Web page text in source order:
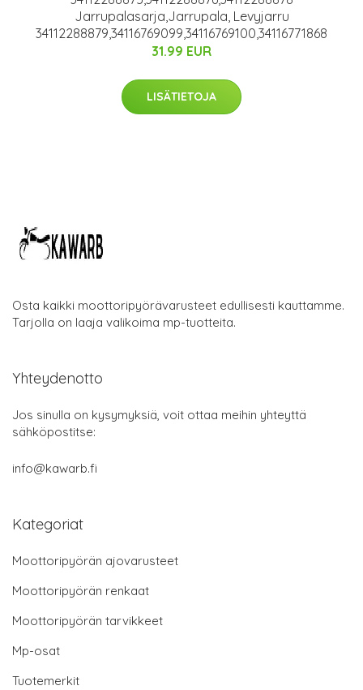
Jarrupalasarja,Jarrupala, Levyjarru
34112288879,34116769099,34116769100,34116771868
31.99 EUR
LISÄTIETOJA
Osta kaikki moottoripyörävarusteet edullisesti kauttamme.
Tarjolla on laaja valikoima mp-tuotteita.
Yhteydenotto
Jos sinulla on kysymyksiä, voit ottaa meihin yhteyttä
sähköpostitse:
info@kawarb.fi
Kategoriat
Moottoripyörän ajovarusteet
Moottoripyörän renkaat
Moottoripyörän tarvikkeet
Mp-osat
Tuotemerkit